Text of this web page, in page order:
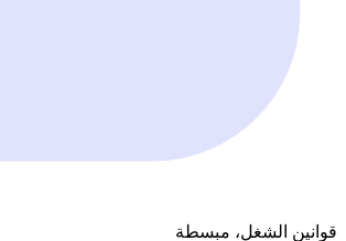
قوانين الشغل، مبسطة